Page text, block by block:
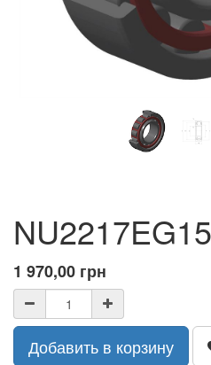
1 970,00 грн
Добавить в корзину